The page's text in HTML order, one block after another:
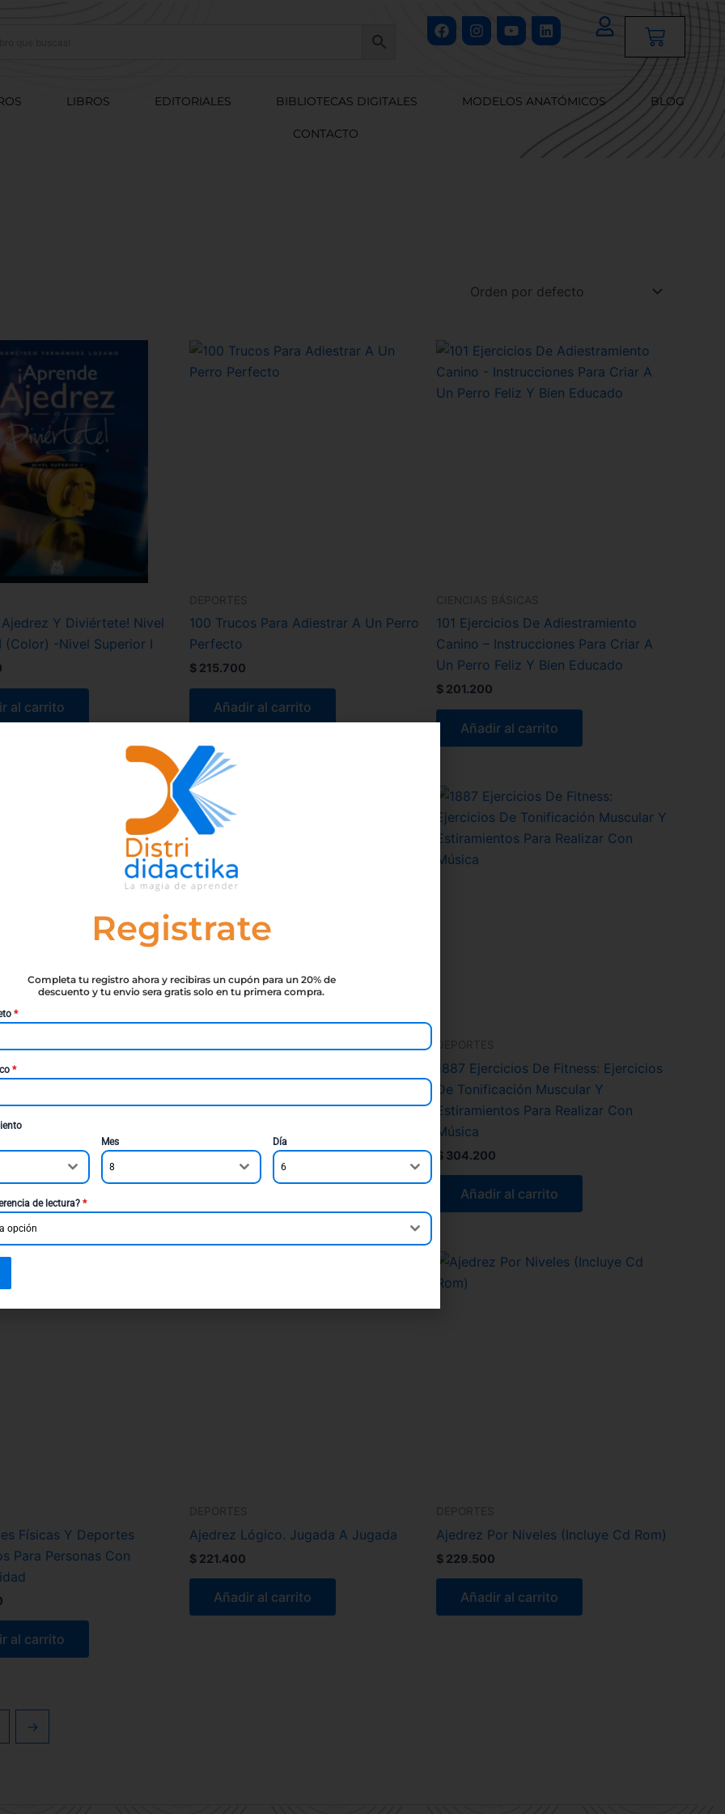
FacebookInstagram
YoutubeLinkedin
Cart
LIBROS EDITORIALES BIBLIOTECAS DIGITALES MODELOS ANATÓMICOS BLOG
CONTACTO
Ajedrez Y Diviértete! Nivel
(Color) -Nivel Superior I
al carrito
DEPORTES
100 Trucos Para Adiestrar A Un Perro
Perfecto
$ 215.700
Añadir al carrito
CIENCIAS BÁSICAS
101 Ejercicios De Adiestramiento
Canino – Instrucciones Para Criar A
Un Perro Feliz Y Bien Educado
$ 201.200
Añadir al carrito
De Fuerza Explosiva
al carrito
Añadir al carrito
DEPORTES
1887 Ejercicios De Fitness: Ejercicios
De Tonificación Muscular Y
Estiramientos Para Realizar Con
Música
$ 304.200
Añadir al carrito
Físicas Y Deportes
Para Personas Con
al carrito
DEPORTES
Ajedrez Lógico. Jugada A Jugada
$ 221.400
Añadir al carrito
DEPORTES
Ajedrez Por Niveles (Incluye Cd Rom)
$ 229.500
Añadir al carrito
→
Registrate
Completa tu registro ahora y recibiras un cupón para un 20% de
descuento y tu envio sera gratis solo en tu primera compra.
*
*
Mes
8
Día
6
de lectura? *
opción